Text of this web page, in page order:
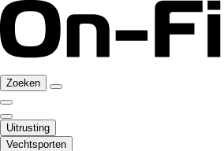
Zoeken
Uitrusting
Vechtsporten